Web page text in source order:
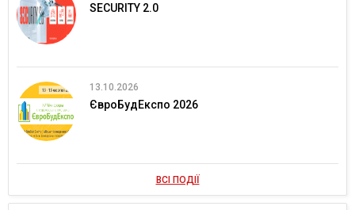
SECURITY 2.0
13.10.2026
ЄвроБудЕкспо 2026
ВСІ ПОДІЇ